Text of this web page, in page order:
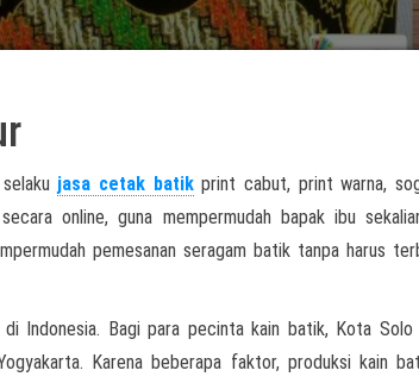
jasa cetak batikprint cabut, print warna,
online, guna mempermudah bapak ibu
pemesanan seragam batik tanpa harus
Indonesia. Bagi para pecinta kain batik, Kota Solo
Karena beberapa faktor, produksi kain